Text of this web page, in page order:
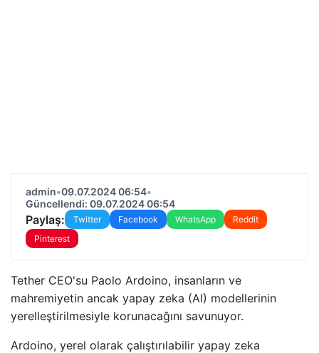
admin•09.07.2024 06:54•
Güncellendi: 09.07.2024 06:54
Paylaş: Twitter Facebook WhatsApp
Reddit
Pinterest
Tether CEO'su Paolo Ardoino, insanların ve
mahremiyetin ancak yapay zeka (AI) modellerinin
yerelleştirilmesiyle korunacağını savunuyor.
Ardoino, yerel olarak çalıştırılabilir yapay zeka